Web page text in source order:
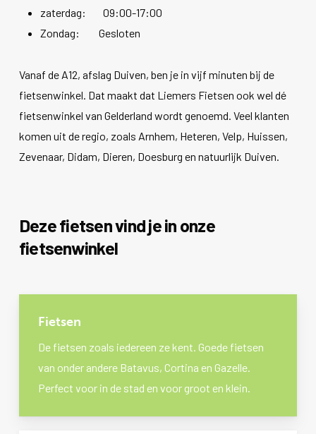
zaterdag: 09:00-17:00
Zondag: Gesloten
Vanaf de A12, afslag Duiven, ben je in vijf minuten bij de
fietsenwinkel. Dat maakt dat Liemers Fietsen ook wel dé
fietsenwinkel van Gelderland wordt genoemd. Veel klanten
komen uit de regio, zoals Arnhem, Heteren, Velp, Huissen,
Zevenaar, Didam, Dieren, Doesburg en natuurlijk Duiven.
Deze fietsen vind je in onze
fietsenwinkel
Fietsen
De fietsen zoals iedereen ze kent. Goede fietsen
van onder andere Batavus, Cortina en Gazelle.
Perfect voor in de stad en voor groot en klein.